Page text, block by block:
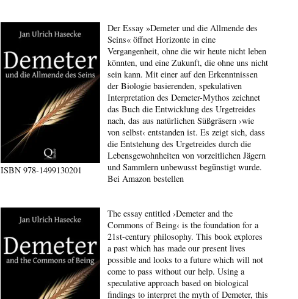
ISBN978-1499130201
Der Essay »Demeter und die Allmende des
Seins« öffnet Horizonte in eine
Vergangenheit, ohne die wir heute nicht leben
könnten, und eine Zukunft, die ohne uns nicht
sein kann. Mit einer auf den Erkenntnissen
der Biologie basierenden, spekulativen
Interpretation des Demeter-Mythos zeichnet
das Buch die Entwicklung des Urgetreides
nach, das aus natürlichen Süßgräsern ›wie
von selbst‹ entstanden ist. Es zeigt sich, dass
die Entstehung des Urgetreides durch die
Lebensgewohnheiten von vorzeitlichen Jägern
und Sammlern unbewusst begünstigt wurde.
Bei Amazon bestellen
The essay entitled ›Demeter and the
Commons of Being‹ is the foundation for a
21st-century philosophy. This book explores
a past which has made our present lives
possible and looks to a future which will not
come to pass without our help. Using a
speculative approach based on biological
findings to interpret the myth of Demeter, this